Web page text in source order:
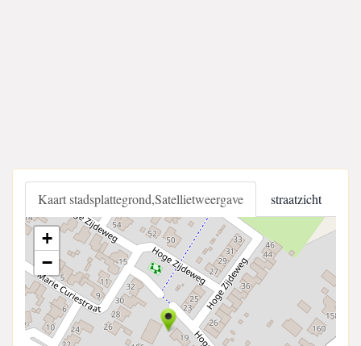
Kaart stadsplattegrond,Satellietweergave straatzicht
+
−